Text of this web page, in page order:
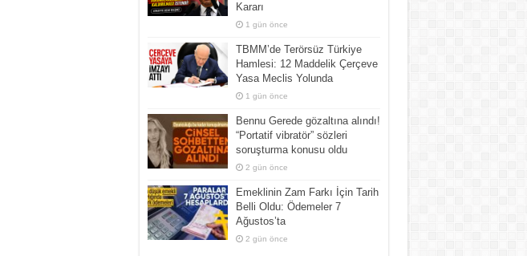
Kararı
1 gün önce
TBMM’de Terörsüz Türkiye
Hamlesi: 12 Maddelik Çerçeve
Yasa Meclis Yolunda
1 gün önce
Bennu Gerede gözaltına alındı!
“Portatif vibratör” sözleri
soruşturma konusu oldu
2 gün önce
Emeklinin Zam Farkı İçin Tarih
Belli Oldu: Ödemeler 7
Ağustos’ta
2 gün önce